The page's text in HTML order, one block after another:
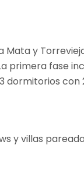
y
primera fase
dormitorios
villas